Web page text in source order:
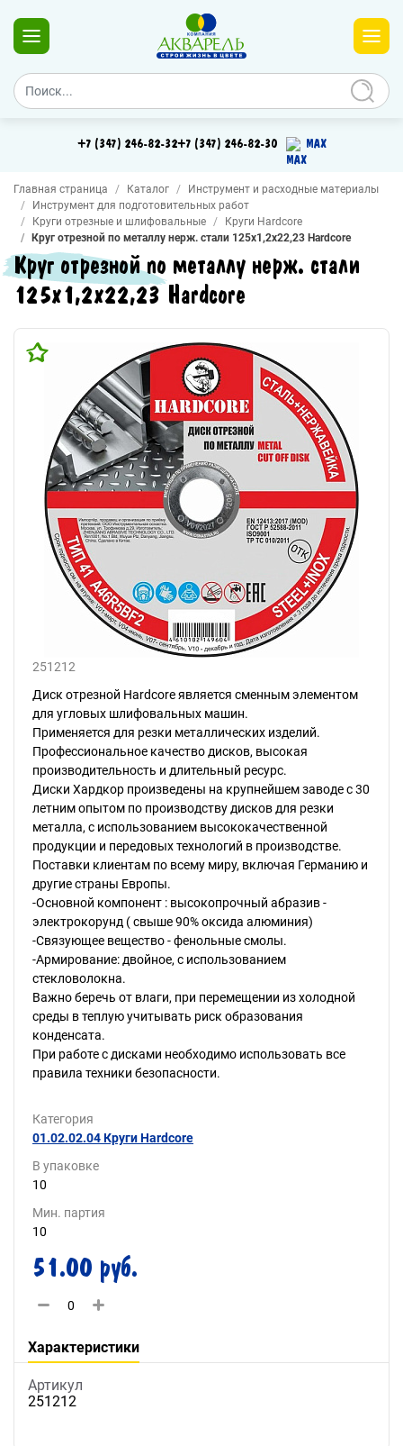
+7 (347) 246-82-32+7 (347) 246-82-30 MAX
Главная страница Каталог
Инструмент и расходные материалы
Инструмент для подготовительных работ
Круги отрезные и шлифовальные
Круги Hardcore
Круг отрезной по металлу нерж. стали 125х1,2х22,23 Hardcore
Круг отрезной по металлу нерж. стали
125х1,2х22,23 Hardcore
251212
Диск отрезной Hardcore является сменным элементом
для угловых шлифовальных машин.
Применяется для резки металлических изделий.
Профессиональное качество дисков, высокая
производительность и длительный ресурс.
Диски Хардкор произведены на крупнейшем заводе с 30
летним опытом по производству дисков для резки
металла, с использованием высококачественной
продукции и передовых технологий в производстве.
Поставки клиентам по всему миру, включая Германию и
другие страны Европы.
-Основной компонент : высокопрочный абразив -
электрокорунд ( свыше 90% оксида алюминия)
-Связующее вещество - фенольные смолы.
-Армирование: двойное, с использованием
стекловолокна.
Важно беречь от влаги, при перемещении из холодной
среды в теплую учитывать риск образования
конденсата.
При работе с дисками необходимо использовать все
правила техники безопасности.
Категория
01.02.02.04 Круги Hardcore
В упаковке
10
Мин. партия
10
51.00 руб.
Характеристики
Артикул
251212